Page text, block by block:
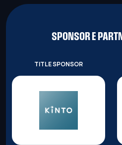
SPONSOR E
TITLE SPONSOR